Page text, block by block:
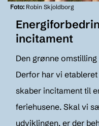
Foto: Robin Skjoldborg
incitament
Den grønne
Derfor har vi
skaber incitament til
feriehusene. Skal vi
udviklingen, er der